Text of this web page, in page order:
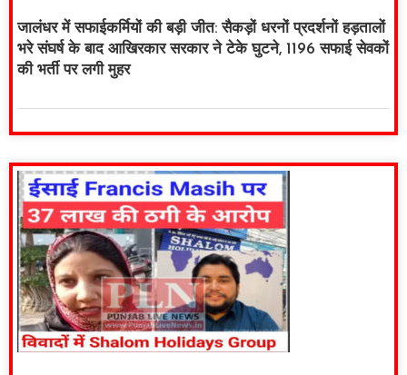
जालंधर में सफाईकर्मियों की बड़ी जीत: सैकड़ों धरनों प्रदर्शनों हड़तालों
भरे संघर्ष के बाद आखिरकार सरकार ने टेके घुटने, 1196 सफाई सेवकों
की भर्ती पर लगी मुहर